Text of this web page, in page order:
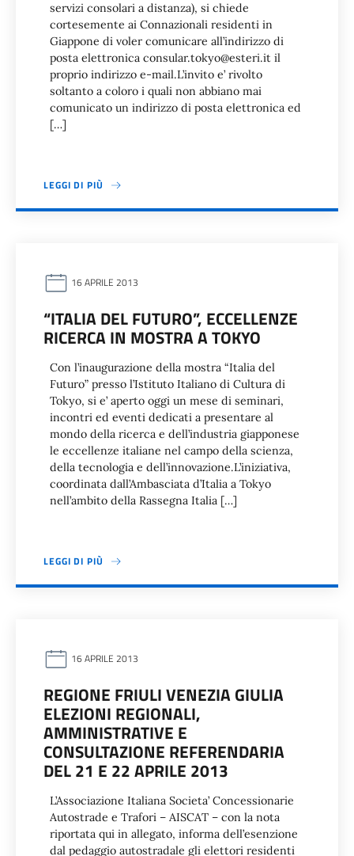
servizi consolari a distanza), si chiede
cortesemente ai Connazionali residenti in
Giappone di voler comunicare all’indirizzo di
posta elettronica consular.tokyo@esteri.it il
proprio indirizzo e-mail.L’invito e’ rivolto
soltanto a coloro i quali non abbiano mai
comunicato un indirizzo di posta elettronica ed
[…]
LEGGI DI PIÙ
16 APRILE 2013
“ITALIA DEL FUTURO”, ECCELLENZE
RICERCA IN MOSTRA A TOKYO
Con l’inaugurazione della mostra “Italia del
Futuro” presso l’Istituto Italiano di Cultura di
Tokyo, si e’ aperto oggi un mese di seminari,
incontri ed eventi dedicati a presentare al
mondo della ricerca e dell’industria giapponese
le eccellenze italiane nel campo della scienza,
della tecnologia e dell’innovazione.L’iniziativa,
coordinata dall’Ambasciata d’Italia a Tokyo
nell’ambito della Rassegna Italia […]
LEGGI DI PIÙ
16 APRILE 2013
REGIONE FRIULI VENEZIA GIULIA
ELEZIONI REGIONALI,
AMMINISTRATIVE E
CONSULTAZIONE REFERENDARIA
DEL 21 E 22 APRILE 2013
L’Associazione Italiana Societa’ Concessionarie
Autostrade e Trafori – AISCAT – con la nota
riportata qui in allegato, informa dell’esenzione
dal pedaggio autostradale gli elettori residenti